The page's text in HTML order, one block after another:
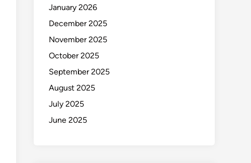
January 2026
December 2025
November 2025
October 2025
September 2025
August 2025
July 2025
June 2025